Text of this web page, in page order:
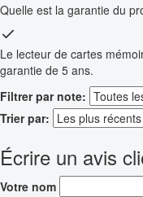
Quelle est la garantie du
Le lecteur de cartes
garantie de 5 ans.
Filtrer par note:
Trier par:
Écrire un avis
Votre nom